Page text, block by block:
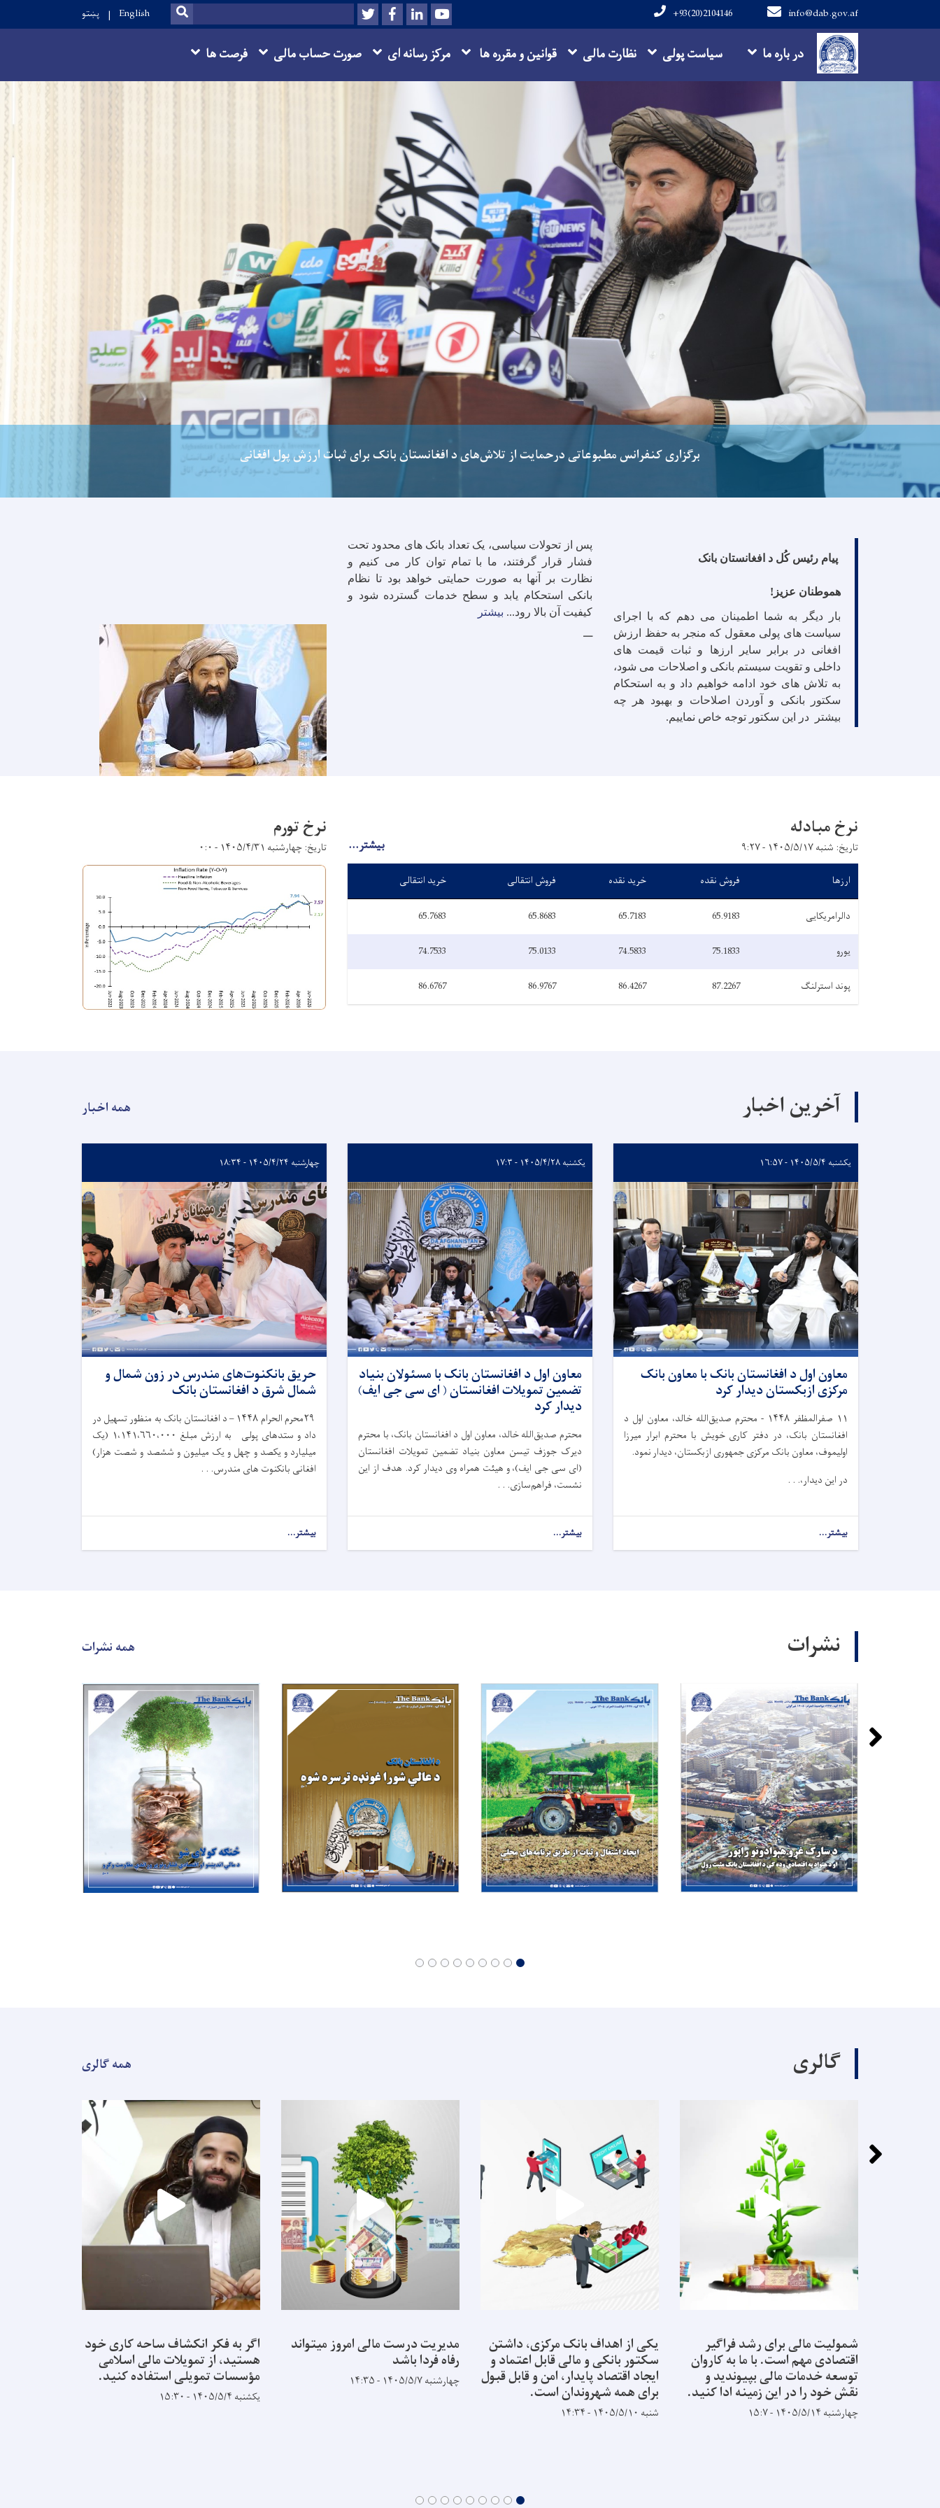
main
content
info@dab.gov.af
+93(20)2104146
Youtube
LinkedIn
Facebook
Twitter
Search
SEARCH
English پښتو
Main navigation
در باره ما سیاست پولی نظارت مالی قوانین و مقرره ها مرکز رسانه ای صورت حساب مالی فرصت ها
برگزاری کنفرانس مطبوعاتی درحمایت از تلاش‌های د افغانستان بانک برای ثبات ارزش پول افغانی
پیام رئیس کُل د افغانستان بانک
هموطنان عزیز !
بار دیگر به شما اطمینان می دهم که با اجرای
سیاست های پولی معقول که منجر به حفظ ارزش
افغانی در برابر سایر ارزها و ثبات قیمت های
داخلی و تقویت سیستم بانکی و اصلاحات می شود،
به تلاش های خود ادامه خواهیم داد و به استحکام
سکتور بانکی و آوردن اصلاحات و بهبود هر چه
بیشتر در این سکتور توجه خاص نماییم.
پس از تحولات سیاسی، یک تعداد بانک های محدود تحت
فشار قرار گرفتند، ما با تمام توان کار می کنیم و
نظارت بر آنها به صورت حمایتی خواهد بود تا نظام
بانکی استحکام یابد و سطح خدمات گسترده شود و
کیفیت آن بالا رود.
.
. بیشتر
نرخ مبادله
تاریخ: شنبه ۱۴۰۵/۵/۱۷ - ۹:۲۷ بیشتر...
ارزها فروش نقده خرید نقده فروش انتقالی خرید انتقالی
دالرامریکایی 65.9183
65.7183
65.8683
65.7683
یورو
75.1833
74.5833
75.0133
74.7533
پوند استرلنگ
87.2267
86.4267
86.9767
86.6767
نرخ تورم
تاریخ: چهارشنبه ۱۴۰۵/۴/۳۱ - ۰:۰
آخرین اخبار همه اخبار
یکشنبه ۱۴۰۵/۵/۴ - ۱۶:۵۷
معاون اول د افغانستان بانک با معاون بانک
مرکزی ازبکستان دیدار کرد
۱۱ صفرالمظفر ۱۴۴۸ - محترم صدیق‌الله خالد، معاون اول د
افغانستان بانک، در دفتر کاری خویش با محترم ابرار میرزا
اولیموف، معاون بانک مرکزی جمهوری ازبکستان، دیدار نمود.
در این دیدار،. . .
بیشتر...
یکشنبه ۱۴۰۵/۴/۲۸ - ۱۷:۳
معاون اول د افغانستان بانک با مسئولان بنیاد
تضمین تمویلات افغانستان ( ای سی جی ایف)
دیدار کرد
محترم صدیق‌الله خالد، معاون اول د افغانستان بانک، با محترم
دیرک جوزف تیسن معاون بنیاد تضمین تمویلات افغانستان
(ای سی جی ایف)، و هیئت همراه وی دیدار کرد. هدف از این
نشست، فراهم‌سازی. . .
بیشتر...
چهارشنبه ۱۴۰۵/۴/۲۴ - ۱۸:۳۴
حریق بانکنوت‌های مندرس در زون شمال و
شمال شرق د افغانستان بانک
۲۹محرم الحرام۱۴۴۸ –
د افغانستان بانک به‌ منظور تسهیل در
داد و ستدهای پولی به ارزش مبلغ ۱،۱۴۱،۶۶۰،۰۰۰ ( یک
میلیارد و یکصد و چهل و یک میلیون و ششصد و شصت هزار)
افغانی بانکنوت های مندرس. . .
بیشتر...
نشرات همه نشرات
گالری همه گالری
شمولیت مالی برای رشد فراگیر
اقتصادی مهم است. با ما به کاروان
توسعه خدمات مالی بپیوندید و
نقش خود را در این زمینه ادا کنید.
چهارشنبه ۱۴۰۵/۵/۱۴ - ۱۵:۷
یکی از اهداف بانک مرکزی، داشتن
سکتور بانکی و مالی قابل اعتماد و
ایجاد اقتصاد پایدار، امن و قابل قبول
برای همه شهروندان است.
شنبه ۱۴۰۵/۵/۱۰ - ۱۴:۳۴
مدیریت درست مالی امروز میتواند
رفاه فردا باشد
چهارشنبه ۱۴۰۵/۵/۷ - ۱۴:۳۵
اگر به فکر انکشاف ساحه کاری خود
هستید، از تمویلات مالی اسلامی
مؤسسات تمویلی استفاده کنید.
یکشنبه ۱۴۰۵/۵/۴ - ۱۵:۳۰